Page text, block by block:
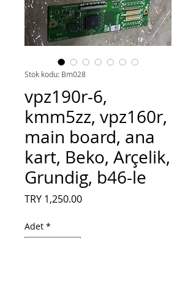
Stok kodu: Bm028
vpz190r-6,
kmm5zz, vpz160r,
main board, ana
kart, Beko, Arçelik,
Grundig, b46-le
TRY 1,250.00Fiyat
Adet *